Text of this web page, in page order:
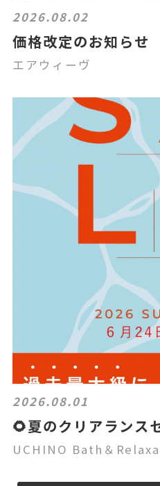
2026.08.02
価格改定のお知らせ
エアウィーヴ
2026.08.01
🌻夏のクリアランス
UCHINO Bath＆